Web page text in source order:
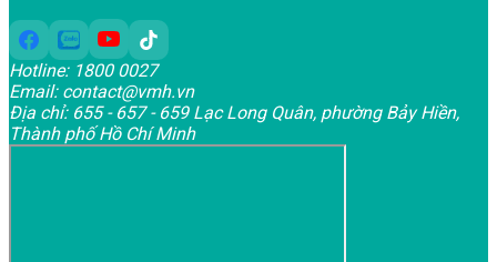
Hotline: 1800 0027
Email: contact@vmh.vn
Địa chỉ: 655 - 657 - 659 Lạc Long Quân, phường Bảy Hiền,
Thành phố Hồ Chí Minh